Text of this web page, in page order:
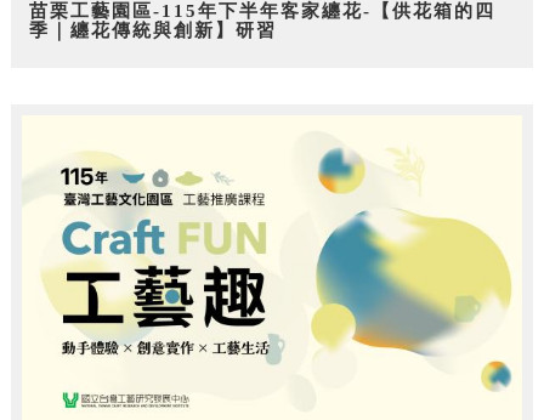
苗栗工藝園區-115年下半年客家纏花-【供花箱的四
季｜纏花傳統與創新】研習